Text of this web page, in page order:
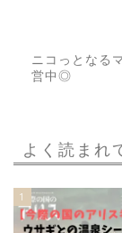
ニコっとなる
営中◎
よく読まれ
1